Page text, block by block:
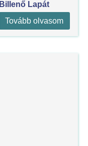
Billenő Lapát
Tovább olvasom